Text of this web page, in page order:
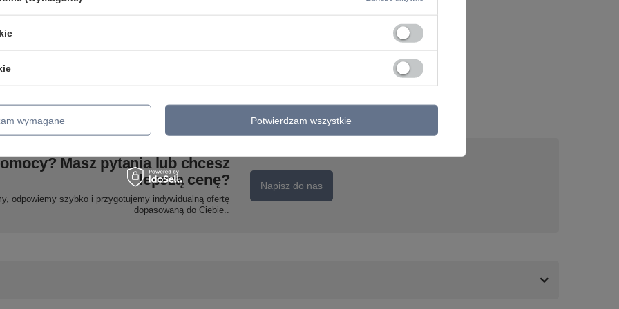
Masz pytania lub chcesz
lepszą cenę?
odpowiemy szybko i przygotujemy indywidualną ofertę
dopasowaną do Ciebie..
Napisz do nas
wymagane Potwierdzam wszystkie